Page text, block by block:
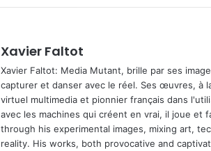
Xavier Faltot
Xavier Faltot: Media Mutant, brille par ses
capturer et danser avec le réel. Ses œuvres, à
virtuel multimedia et pionnier français dans
avec les machines qui créent en vrai, il joue et
through his experimental images, mixing art,
reality. His works, both provocative and